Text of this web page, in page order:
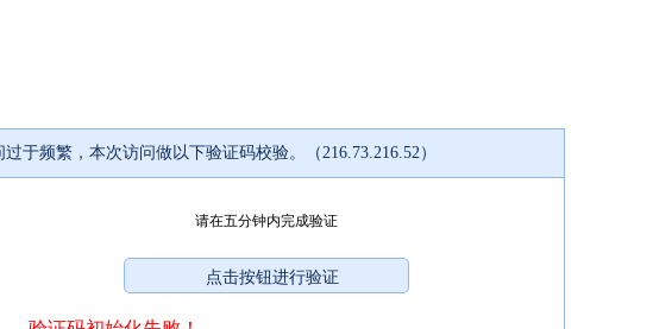
过于频繁，本次访问做以下验证码校验。（216.73.216.52）
请在五分钟内完成验证